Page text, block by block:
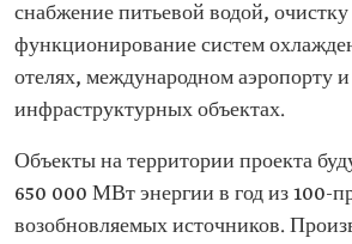
снабжение питьевой водой,
функционирование систем
отелях, международном аэропорту
инфраструктурных объектах.
Объекты на территории проекта
650 000 МВт энергии в год из 100-
возобновляемых источников.